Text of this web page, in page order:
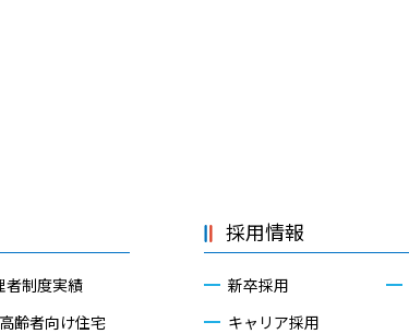
者制度実績
齢者向け住宅
採用情報
新卒採用
キャリア採用